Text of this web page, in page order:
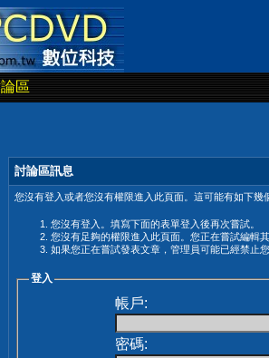
區
討論區訊息
您沒有登入或者您沒有權限進入此頁面。這可能有如下幾
您沒有登入。填寫下面的表單登入後再次嘗試。
您沒有足夠的權限進入此頁面。您正在嘗試編輯
如果您正在嘗試發表文章，管理員可能已經禁止
登入
帳戶:
密碼: